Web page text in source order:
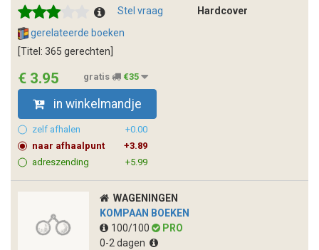
Stel vraag
Hardcover
gerelateerde boeken
[Titel: 365 gerechten]
€ 3.95 gratis €35
in winkelmandje
zelf afhalen
+0.00
naar afhaalpunt
+3.89
adreszending
+5.99
WAGENINGEN
KOMPAAN BOEKEN
100/100
PRO
0-2 dagen